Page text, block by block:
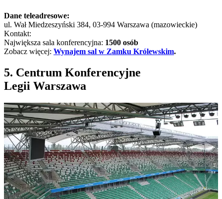
Dane teleadresowe:
ul. Wał Miedzeszyński 384, 03-994 Warszawa (mazowieckie)
Kontakt:
Największa sala konferencyjna: 1500 osób
Zobacz więcej: Wynajem sal w Zamku Królewskim.
5. Centrum Konferencyjne
Legii Warszawa